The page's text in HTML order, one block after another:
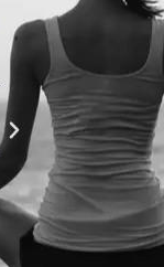
escola
As
uma